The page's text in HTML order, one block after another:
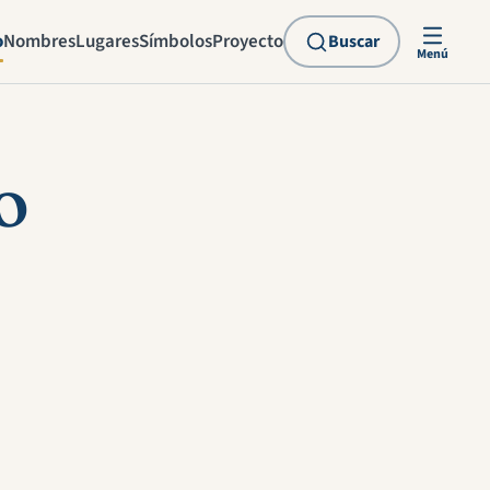
NombresLugaresSímbolosProyecto Buscar
Menú